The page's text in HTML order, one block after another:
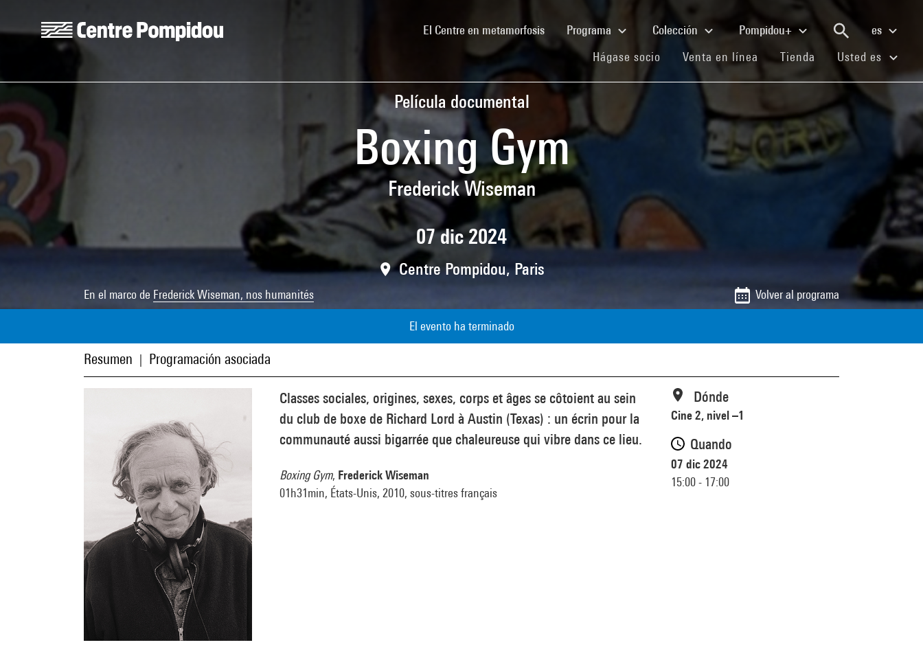
Centre Pompidou
El Centre en metamorfosis(current)Programa Colección Pompidou+
es
Hágase socio (current)
Venta en línea (current)
Tienda (current)
Usted es
Película documental
Boxing Gym
Frederick Wiseman
07 dic 2024
Centre Pompidou, Paris
En el marco de Frederick Wiseman, nos humanités Volver al programa
El evento ha terminado
Resumen Programación asociada
Classes sociales, origines, sexes, corps et âges se côtoient au sein
du club de boxe de Richard Lord à Austin (Texas) : un écrin pour la
communauté aussi bigarrée que chaleureuse qui vibre dans ce lieu.
Boxing Gym, Frederick Wiseman
01h31min, États-Unis, 2010, sous-titres français
Dónde
Cine 2, nivel –1
Quando
07 dic 2024
15:00 - 17:00